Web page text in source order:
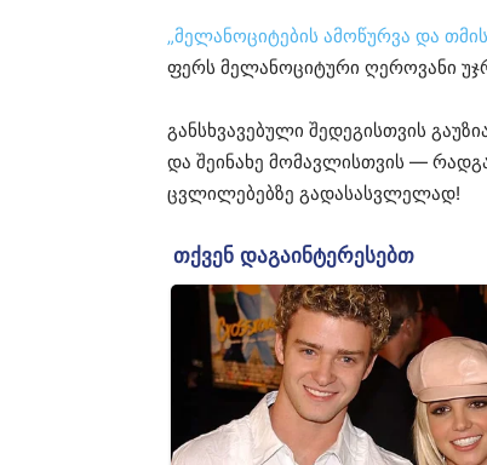
„მელანოციტების ამოწურვა და
ფერს მელანოციტური ღეროვანი
განსხვავებული შედეგისთვის
და შეინახე მომავლისთვის —
ცვლილებებზე გადასასვლელად!